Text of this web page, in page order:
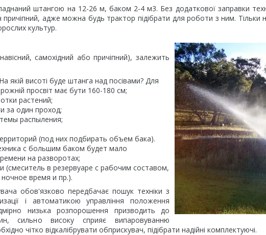
штангою на 12-26 м, баком 2-4 м3. Без додаткової заправки
причіпний, адже можна будь трактор підібрати для роботи з ним. Тільки
культур.
самохідний або причіпний), залежить
якій висоті буде штанга над посівами? Для
просвіт має бути 160-180 см;
растений;
за один проход;
распыления;
(под них подбирать объем бака).
с большим баком будет мало
на разворотах;
(смеситель в резервуаре с рабочим составом,
время и пр.).
обов'язково передбачає пошук техніки з
і автоматикою управління положення
низька розпорошення призводить до
сильно високу сприяє випаровуванню
чітко відкалібрувати обприскувач, підібрати надійні комплектуючі.